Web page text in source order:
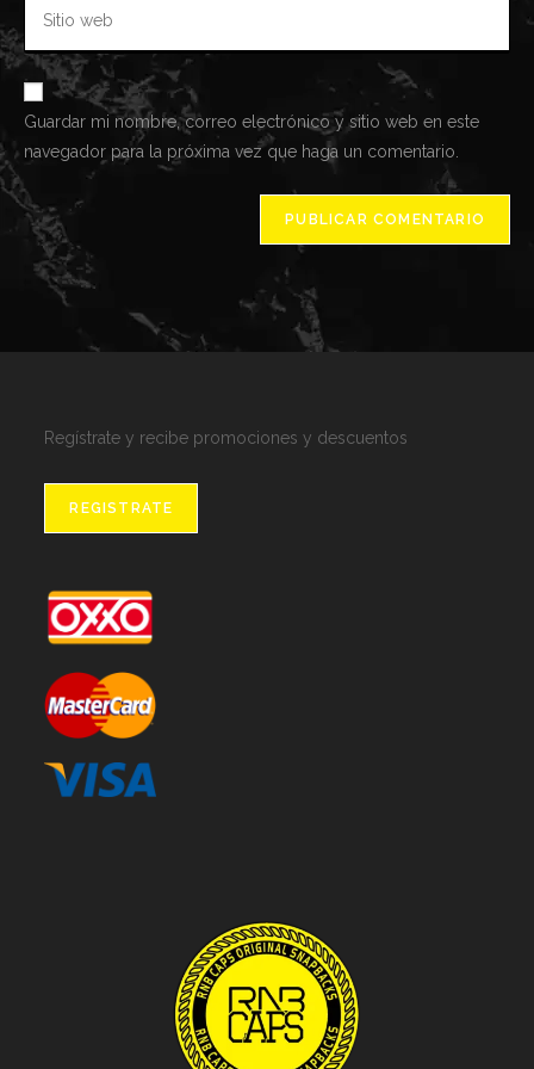
usuario
para
comentar
para
comentar
URL
tu
web
(opcional)
Guardar mi nombre, correo electrónico y sitio web en este
navegador para la próxima vez que haga un comentario.
Regístrate y recibe promociones y descuentos